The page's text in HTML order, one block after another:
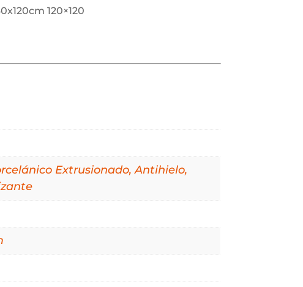
120×120
Extrusionado, Antihielo,